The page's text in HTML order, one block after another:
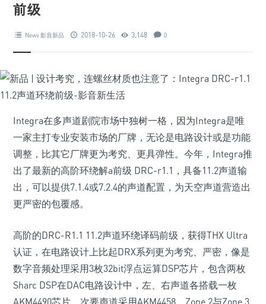
前级
News 影音新品 2018-10-26 3,148 0
Integra在多声道剧院市场中独树一格，因为Integra是唯
一家主打专业安装市场的厂牌，无论是电路设计或是功能
调整，比其它厂牌更为考究、更具弹性。今年，Integra推
出了最新的高阶环绕解a前级 DRC-r1.1，具备11.2声道输
出，可以提供7.1.4或7.2.4的声道配置，为天空声道营造出
更严密的包覆感。
高阶的DRC-R1.1 11.2声道环绕译码前级，获得THX Ultra
认证，在电路设计上比起DRX系列更为考究、严密，像是
数字音频处理采用3枚32bit浮点运算DSP芯片，包含两枚
Sharc DSP在DAC电路设计中，左、右声道各搭载一枚
AKM4490芯片，次要声道采用AKM4458，Zone 2与Zone 3